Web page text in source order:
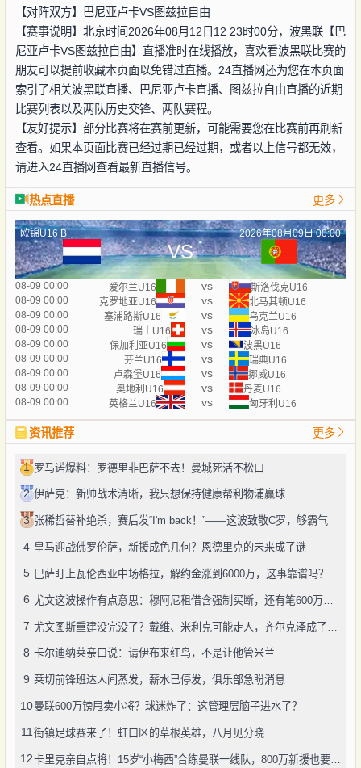
【对阵双方】
巴尼亚卢卡VS图兹拉自由
【赛事说明】北京时间2026年08月12日12 23时00分，波黑联【巴
尼亚卢卡VS图兹拉自由】直播准时在线播放，喜欢看波黑联比赛的
朋友可以提前收藏本页面以免错过直播。24直播网还为您在本页面
索引了相关波黑联直播、巴尼亚卢卡直播、图兹拉自由直播的近期
比赛列表以及两队历史交锋、两队赛程。
【友好提示】部分比赛将在赛前更新，可能需要您在比赛前再刷新
查看。如果本页面比赛已经过期已经过期，或者以上信号都无效，
请进入24直播网查看最新直播信号。
热点直播 更多
欧锦U16 B 2026年08月09日 00:00
VS
08-09 00:00 爱尔兰U16 vs
斯洛伐克U16
08-09 00:00
克罗地亚U16 vs
北马其顿U16
08-09 00:00
塞浦路斯U16 vs
乌克兰U16
08-09 00:00
瑞士U16 vs
冰岛U16
08-09 00:00
保加利亚U16 vs
波黑U16
08-09 00:00
芬兰U16 vs
瑞典U16
08-09 00:00
卢森堡U16 vs
挪威U16
08-09 00:00
奥地利U16 vs
丹麦U16
08-09 00:00
英格兰U16 vs 匈牙利U16
资讯推荐 更多
1 罗马诺爆料：罗德里非巴萨不去！曼城死活不松口
2 伊萨克：新帅战术清晰，我只想保持健康帮利物浦赢球
3 张稀哲替补绝杀，赛后发“I'm back！”——这波致敬C罗，够霸气
4 皇马迎战佛罗伦萨，新援成色几何？恩德里克的未来成了谜
5 巴萨盯上瓦伦西亚中场格拉，解约金涨到6000万，这事靠谱吗？
6
7
8 卡尔迪纳莱亲口说：请伊布来红鸟，不是让他管米兰
9 莱切前锋班达人间蒸发，薪水已停发，俱乐部急盼消息
10曼联600万镑甩卖小将？球迷炸了：这管理层脑子进水了？
11街镇足球赛来了！虹口区的草根英雄，八月见分晓
12 卡里克亲自点将！15岁“小梅西”合练曼联一线队，800万新援也要露脸